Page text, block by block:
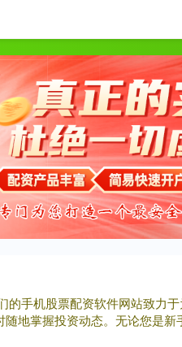
的手机股票配资软件网站致力
地掌握投资动态。无论您是